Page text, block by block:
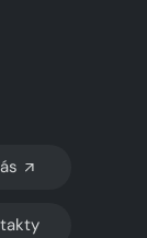
TMAVÝ REŽIM